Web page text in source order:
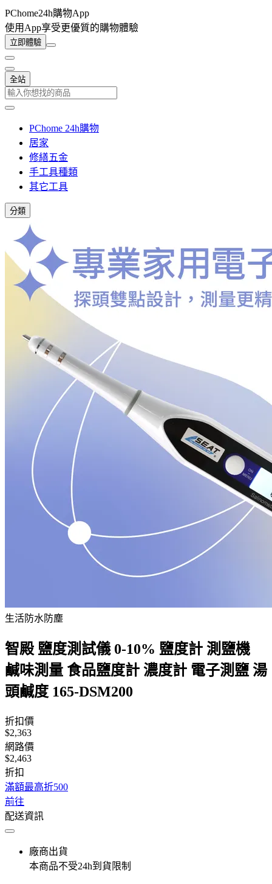
PChome24h購物App
使用App享受更優質的購物體驗
立即體驗
全站
PChome 24h購物
居家
修繕五金
手工具種類
其它工具
分類
生活防水防塵
智殿 鹽度測試儀 0-10% 鹽度計 測鹽機
鹹味測量 食品鹽度計 濃度計 電子測鹽 湯
頭鹹度 165-DSM200
折扣價
$2,363
網路價
$2,463
折扣
滿額最高折500
前往
配送資訊
廠商出貨
本商品不受24h到貨限制